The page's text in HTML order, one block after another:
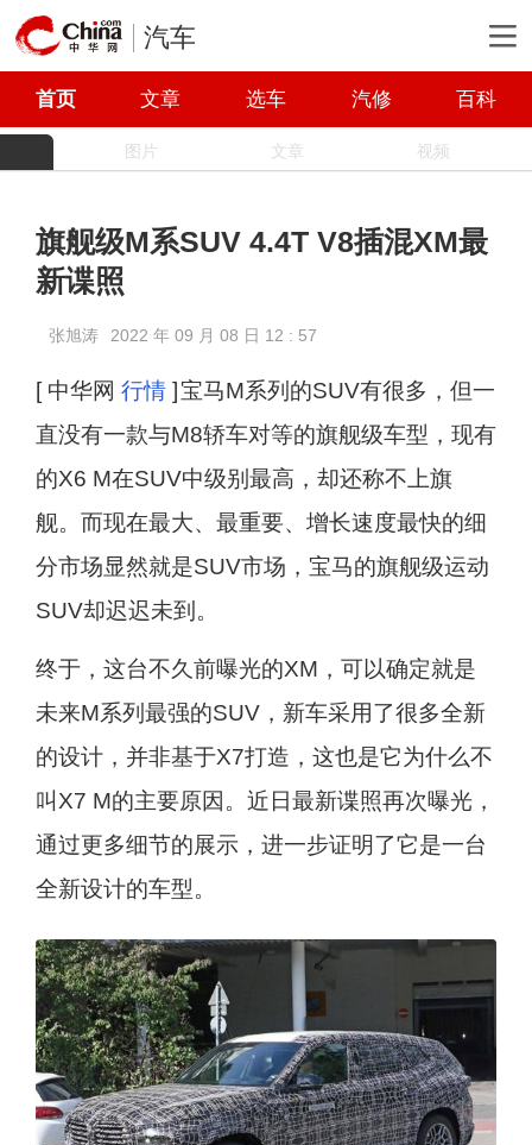
汽车
首页 文章 选车 汽修 百科
图片 文章 视频
旗舰级M系SUV 4.4T V8插混XM最
新谍照
张旭涛 2022 年 09 月 08 日 12 : 57
[ 中华网 行情] 宝马M系列的SUV有很多，但一
直没有一款与M8轿车对等的旗舰级车型，现有
的X6 M在SUV中级别最高，却还称不上旗
舰。而现在最大、最重要、增长速度最快的细
分市场显然就是SUV市场，宝马的旗舰级运动
SUV却迟迟未到。
终于，这台不久前曝光的XM，可以确定就是
未来M系列最强的SUV，新车采用了很多全新
的设计，并非基于X7打造，这也是它为什么不
叫X7 M的主要原因。近日最新谍照再次曝光，
通过更多细节的展示，进一步证明了它是一台
全新设计的车型。